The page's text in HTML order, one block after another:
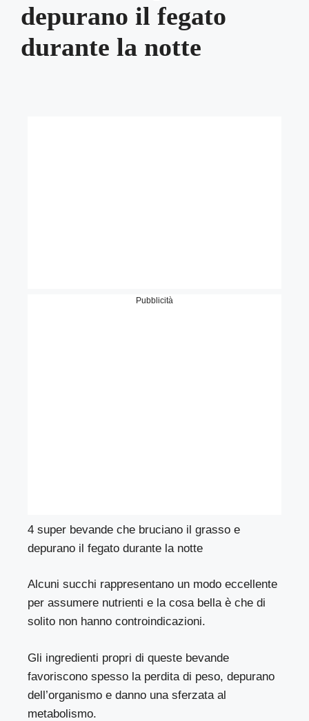
depurano il fegato
durante la notte
Pubblicità
4 super bevande che bruciano il grasso e
depurano il fegato durante la notte
Alcuni succhi rappresentano un modo eccellente
per assumere nutrienti e la cosa bella è che di
solito non hanno controindicazioni.
Gli ingredienti propri di queste bevande
favoriscono spesso la perdita di peso, depurano
dell’organismo e danno una sferzata al
metabolismo.